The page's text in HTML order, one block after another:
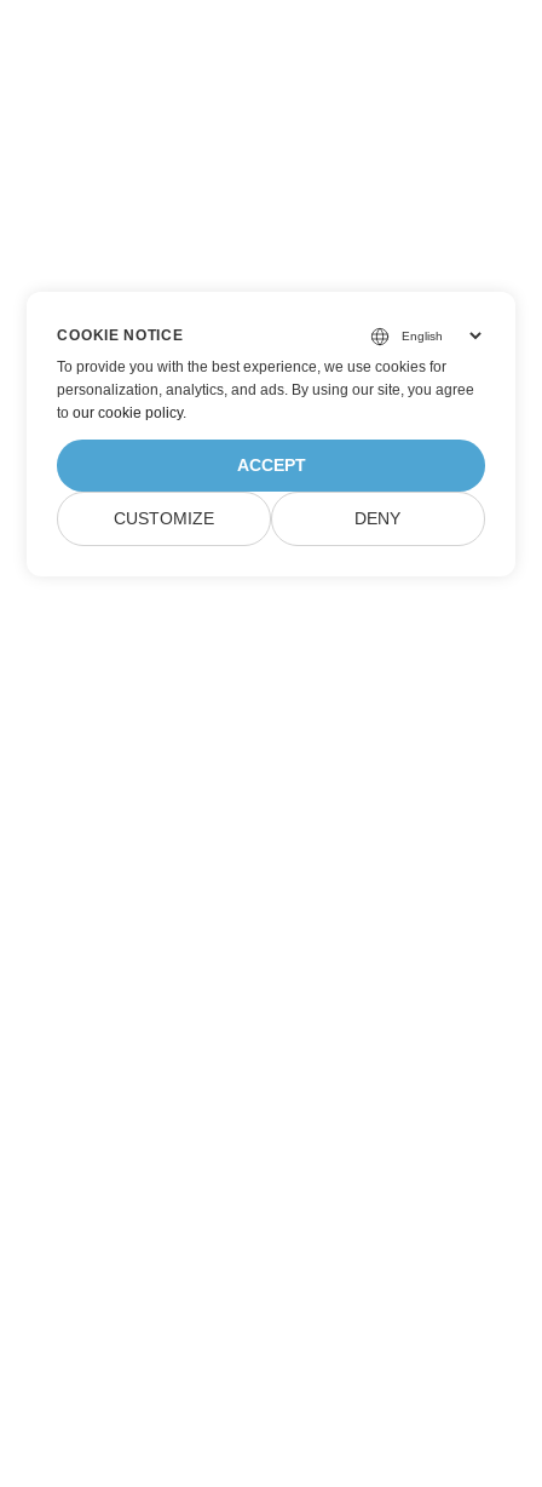
COOKIE NOTICE
To provide you with the best experience, we use cookies for
personalization, analytics, and ads. By using our site, you agree
toour cookie policy.
ACCEPT
CUSTOMIZE DENY